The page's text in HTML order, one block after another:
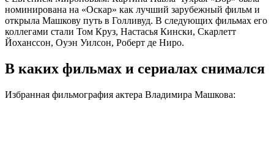
номинирована на «Оскар» как лучший зарубежный фильм и
открыла Машкову путь в Голливуд. В следующих фильмах его
коллегами стали Том Круз, Настасья Кински, Скарлетт
Йоханссон, Оуэн Уилсон, Роберт де Ниро.
В каких фильмах и сериалах снимался
Избранная фильмография актера Владимира Машкова: